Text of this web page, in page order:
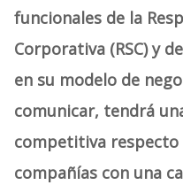
funcionales de la
Corporativa (RSC) y
en su modelo de
comunicar, tendrá
competitiva respecto
compañías con una